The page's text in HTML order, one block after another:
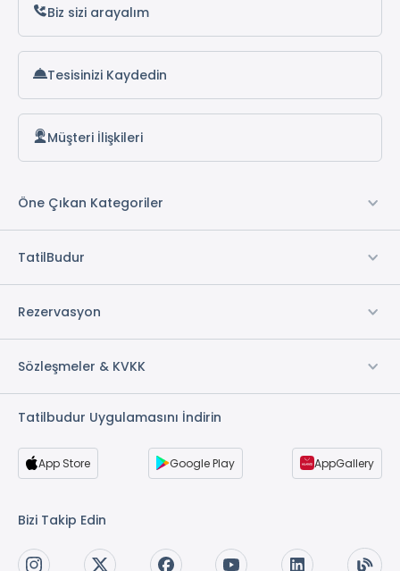
Biz sizi arayalım
Tesisinizi Kaydedin
Müşteri İlişkileri
Öne Çıkan Kategoriler
TatilBudur
Rezervasyon
Sözleşmeler & KVKK
Tatilbudur Uygulamasını İndirin
App Store Google Play AppGallery
Bizi Takip Edin